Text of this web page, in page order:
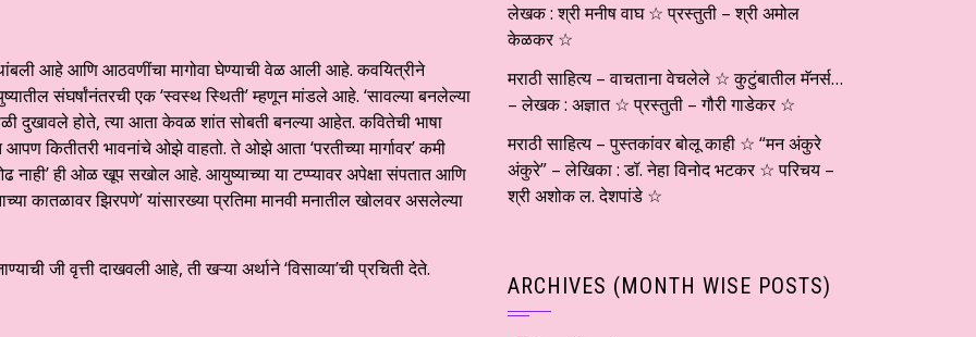
आहे आणि आठवणींचा मागोवा घेण्याची वेळ आली आहे. कवयित्रीने
संघर्षांनंतरची एक ‘स्वस्थ स्थिती’ म्हणून मांडले आहे. ‘सावल्या बनलेल्या
होते, त्या आता केवळ शांत सोबती बनल्या आहेत. कवितेची भाषा
कितीतरी भावनांचे ओझे वाहतो. ते ओझे आता ‘परतीच्या मार्गावर’ कमी
नाही’ ही ओळ खूप सखोल आहे. आयुष्याच्या या टप्प्यावर अपेक्षा संपतात आणि
कातळावर झिरपणे’ यांसारख्या प्रतिमा मानवी मनातील खोलवर असलेल्या
जी वृत्ती दाखवली आहे, ती खऱ्या अर्थाने ‘विसाव्या’ची प्रचिती देते.
लेखक : श्री मनीष वाघ ☆ प्रस्तुती – श्री अमोल
केळकर ☆
मराठी साहित्य – वाचताना वेचलेले ☆ कुटुंबातील मॅनर्स…
– लेखक : अज्ञात ☆ प्रस्तुती – गौरी गाडेकर ☆
मराठी साहित्य – पुस्तकांवर बोलू काही ☆ “मन अंकुरे
अंकुरे” – लेखिका : डॉ. नेहा विनोद भटकर ☆ परिचय –
श्री अशोक ल. देशपांडे ☆
ARCHIVES (MONTH WISE POSTS)